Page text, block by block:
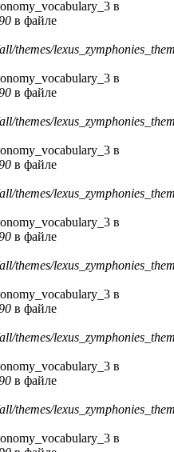
в
в файле
themes/
в
в файле
themes/
в
в файле
themes/
в
в файле
themes/
в
в файле
themes/
в
в файле
themes/
в